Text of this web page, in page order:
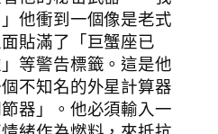
他衝到一個像是老式
貼滿了「巨蟹座已
等警告標籤。這是他
不知名的外星計算器
器」。他必須輸入一